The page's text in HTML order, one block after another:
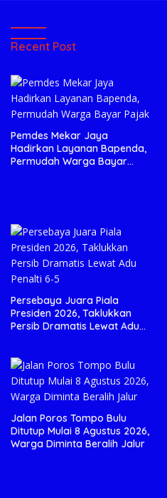
Recent Post
Pemdes Mekar Jaya
Hadirkan Layanan Bapenda,
Permudah Warga Bayar
Persebaya Juara Piala
Presiden 2026, Taklukkan
Persib Dramatis Lewat Adu
Jalan Poros Tompo Bulu
Ditutup Mulai 8 Agustus 2026,